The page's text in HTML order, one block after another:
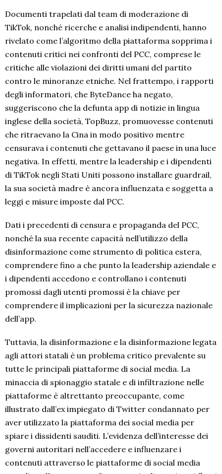
Documenti trapelati dal team di moderazione di
TikTok, nonché ricerche e analisi indipendenti, hanno
rivelato come l’algoritmo della piattaforma sopprima i
contenuti critici nei confronti del PCC, comprese le
critiche alle violazioni dei diritti umani del partito
contro le minoranze etniche. Nel frattempo, i rapporti
degli informatori, che ByteDance ha negato,
suggeriscono che la defunta app di notizie in lingua
inglese della società, TopBuzz, promuovesse contenuti
che ritraevano la Cina in modo positivo mentre
censurava i contenuti che gettavano il paese in una luce
negativa. In effetti, mentre la leadership e i dipendenti
di TikTok negli Stati Uniti possono installare guardrail,
la sua società madre è ancora influenzata e soggetta a
leggi e misure imposte dal PCC.
Dati i precedenti di censura e propaganda del PCC,
nonché la sua recente capacità nell’utilizzo della
disinformazione come strumento di politica estera,
comprendere fino a che punto la leadership aziendale e
i dipendenti accedono e controllano i contenuti
promossi dagli utenti promossi è la chiave per
comprendere il implicazioni per la sicurezza nazionale
dell’app.
Tuttavia, la disinformazione e la disinformazione legata
agli attori statali è un problema critico prevalente su
tutte le principali piattaforme di social media. La
minaccia di spionaggio statale e di infiltrazione nelle
piattaforme è altrettanto preoccupante, come
illustrato dall’ex impiegato di Twitter condannato per
aver utilizzato la piattaforma dei social media per
spiare i dissidenti sauditi. L’evidenza dell’interesse dei
governi autoritari nell’accedere e influenzare i
contenuti attraverso le piattaforme di social media